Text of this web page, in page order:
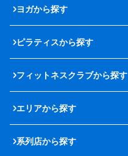
ヨガから探す
ピラティスから探す
フィットネスクラブから探す
エリアから探す
系列店から探す